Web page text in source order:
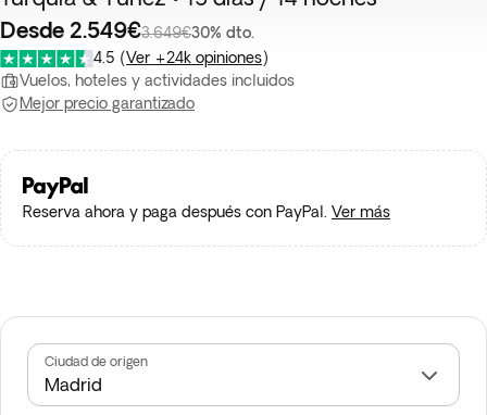
Desde 2.549€3.649€30% dto.
4.5 (Ver +24k opiniones)
Vuelos, hoteles y actividades incluidos
Mejor precio garantizado
Reserva ahora y paga después con PayPal. Ver más
Ciudad de origen